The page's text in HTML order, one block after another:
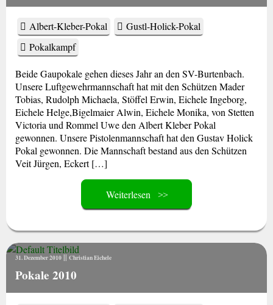
Albert-Kleber-Pokal
Gustl-Holick-Pokal
Pokalkampf
Beide Gaupokale gehen dieses Jahr an den SV-Burtenbach.
Unsere Luftgewehrmannschaft hat mit den Schützen Mader
Tobias, Rudolph Michaela, Stöffel Erwin, Eichele Ingeborg,
Eichele Helge,Bigelmaier Alwin, Eichele Monika, von Stetten
Victoria und Rommel Uwe den Albert Kleber Pokal
gewonnen. Unsere Pistolenmannschaft hat den Gustav Holick
Pokal gewonnen. Die Mannschaft bestand aus den Schützen
Veit Jürgen, Eckert […]
Weiterlesen
31. Dezember 2010 || Christian Eichele
Pokale 2010